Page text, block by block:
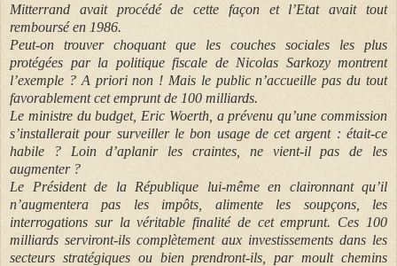
Mitterrand avait procédé de cette façon et l’Etat avait tout
remboursé en 1986.
Peut-on trouver choquant que les couches sociales les plus
protégées par la politique fiscale de Nicolas Sarkozy montrent
l’exemple ? A priori non ! Mais le public n’accueille pas du tout
favorablement cet emprunt de 100 milliards.
Le ministre du budget, Eric Woerth, a prévenu qu’une commission
s’installerait pour surveiller le bon usage de cet argent : était-ce
habile ? Loin d’aplanir les craintes, ne vient-il pas de les
augmenter ?
Le Président de la République lui-même en claironnant qu’il
n’augmentera pas les impôts, alimente les soupçons, les
interrogations sur la véritable finalité de cet emprunt. Ces 100
milliards serviront-ils complètement aux investissements dans les
secteurs stratégiques ou bien prendront-ils, par moult chemins